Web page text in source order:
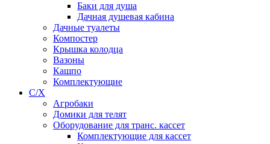
Баки для душа
Дачная душевая кабина
Дачные туалеты
Компостер
Крышка колодца
Вазоны
Кашпо
Комплектующие
С/Х
Агробаки
Домики для телят
Оборудование для транс. кассет
Комплектующие для кассет